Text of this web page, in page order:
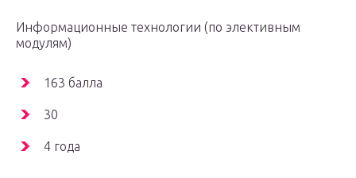
Информационные технологии (по элективным
модулям)
163 балла
30
4 года